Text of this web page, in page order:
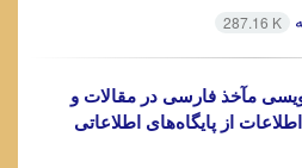
287.16 K
مآخذ فارسی در مقالات و
از پایگاه‌های اطلاعاتی